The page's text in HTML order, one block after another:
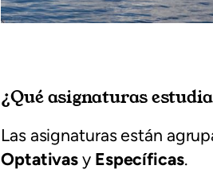
¿Qué asignaturas
Las asignaturas están
Optativas y Específicas.